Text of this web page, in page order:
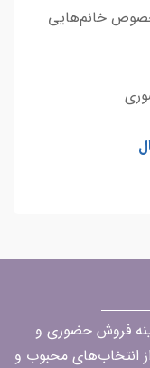
خانم‌هایی
سابقه در زمینه فروش حضوری و
انتخاب‌های محبوب و